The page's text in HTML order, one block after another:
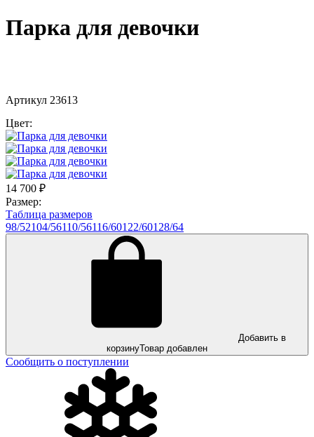
Парка для девочки
Артикул 23613
Цвет:
14 700 ₽
Размер:
Таблица размеров
98/52104/56110/56116/60122/60128/64
Добавить в
корзинуТовар добавлен
Сообщить о поступлении